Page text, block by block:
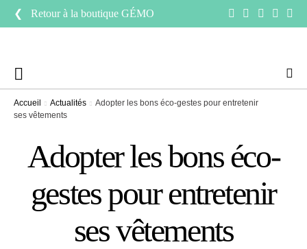
❮ Retour à la boutique GÉMO
Accueil Actualités
Adopter les bons éco-gestes pour entretenir
ses vêtements
Adopter les bons éco-
gestes pour entretenir
ses vêtements